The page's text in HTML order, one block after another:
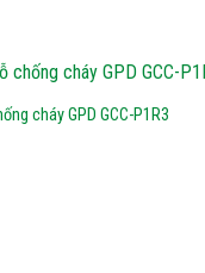
cháy GPD GCC-P1R3